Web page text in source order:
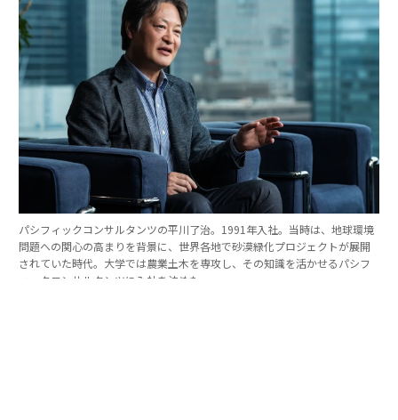
パシフィックコンサルタンツの平川了治。1991年入社。当時は、地球環境
問題への関心の高まりを背景に、世界各地で砂漠緑化プロジェクトが展開
されていた時代。大学では農業土木を専攻し、その知識を活かせるパシフ
ィックコンサルタンツに入社を決めた。